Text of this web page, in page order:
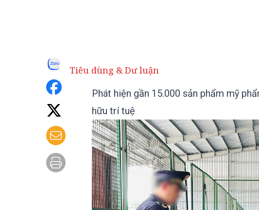
Tiêu dùng & Dư luận
Phát hiện gần 15.000 sản phẩm mỹ
hữu trí tuệ